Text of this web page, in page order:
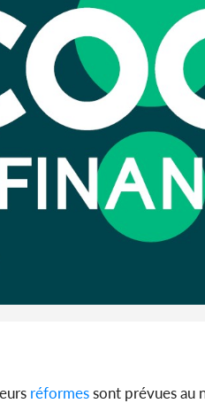
réformessont prévues au